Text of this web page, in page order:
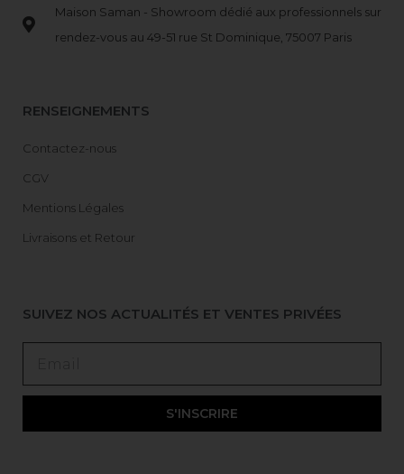
Maison Saman - Showroom dédié aux professionnels sur
rendez-vous au 49-51 rue St Dominique, 75007 Paris
RENSEIGNEMENTS
Contactez-nous
CGV
Mentions Légales
Livraisons et Retour
SUIVEZ NOS ACTUALITÉS ET VENTES PRIVÉES
S'INSCRIRE